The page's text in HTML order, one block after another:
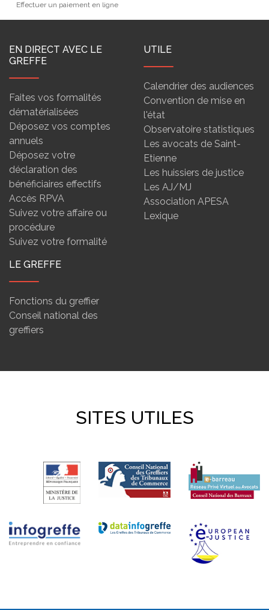
Effectuer un paiement en ligne
EN DIRECT AVEC LE
GREFFE
Faites vos formalités
dématérialisées
Déposez vos comptes
annuels
Déposez votre
déclaration des
bénéficiaires effectifs
Accès RPVA
Suivez votre affaire ou
procédure
Suivez votre formalité
UTILE
Calendrier des audiences
Convention de mise en
l'état
Observatoire statistiques
Les avocats de Saint-
Etienne
Les huissiers de justice
Les AJ/MJ
Association APESA
Lexique
LE GREFFE
Fonctions du greffier
Conseil national des
greffiers
SITES UTILES